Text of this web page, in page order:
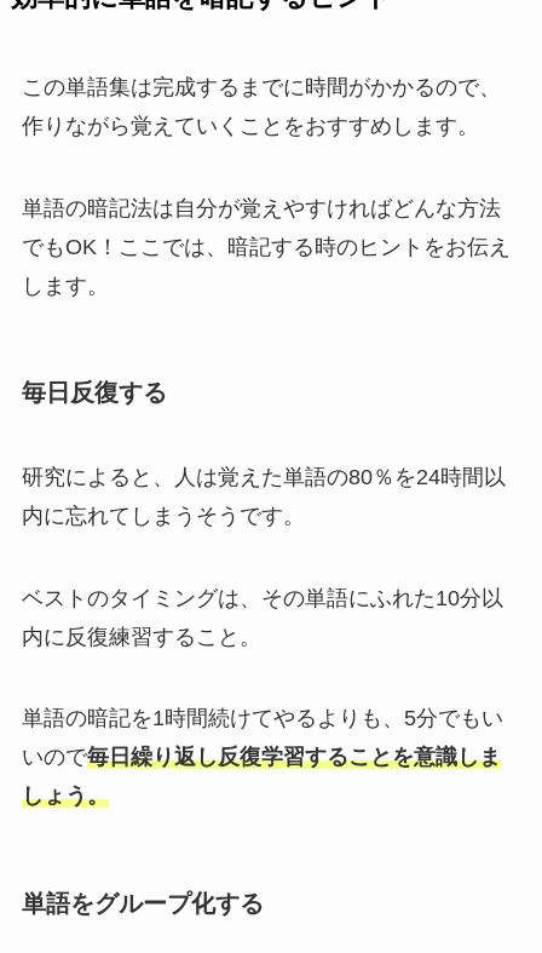
この単語集は完成するまでに時間がかかるので、
作りながら覚えていくことをおすすめします。
単語の暗記法は自分が覚えやすければどんな方法
でもOK！ここでは、暗記する時のヒントをお伝え
します。
毎日反復する
研究によると、人は覚えた単語の80％を24時間以
内に忘れてしまうそうです。
ベストのタイミングは、その単語にふれた10分以
内に反復練習すること。
単語の暗記を1時間続けてやるよりも、5分でもい
いので毎日繰り返し反復学習することを意識しま
しょう。
単語をグループ化する